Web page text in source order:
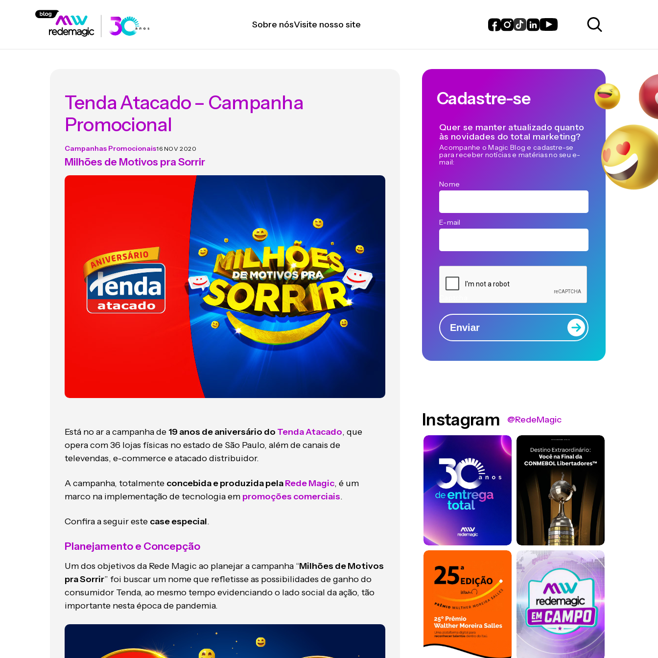
Sobre nósVisite nosso site
Tenda Atacado – Campanha
Promocional
Campanhas Promocionais16 NOV 2020
Milhões de Motivos pra Sorrir
Está no ar a campanha de 19 anos de aniversário do Tenda Atacado, que
opera com 36 lojas físicas no estado de São Paulo, além de canais de
televendas, e-commerce e atacado distribuidor.
A campanha, totalmente concebida e produzida pelaRede Magic, é um
marco na implementação de tecnologia em promoções comerciais.
Confira a seguir este case especial.
Planejamento e Concepção
Um dos objetivos da Rede Magic ao planejar a campanha “Milhões de Motivos
pra Sorrir” foi buscar um nome que refletisse as possibilidades de ganho do
consumidor Tenda, ao mesmo tempo evidenciando o lado social da ação, tão
importante nesta época de pandemia.
Cadastre-se
Quer se manter atualizado quanto
às novidades do total marketing?
Acompanhe o Magic Blog e cadastre-se
para receber notícias e matérias no seu e-
mail:
Nome
E-mail
Enviar
Instagram @RedeMagic